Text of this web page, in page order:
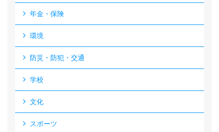
年金・保険
環境
防災・防犯・交通
学校
文化
スポーツ